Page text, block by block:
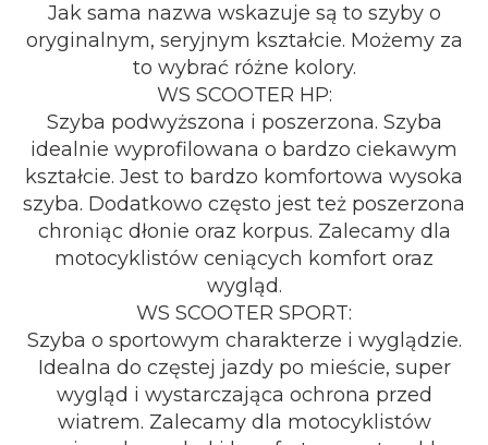
Jak sama nazwa wskazuje są to szyby o
oryginalnym, seryjnym kształcie. Możemy za
to wybrać różne kolory.
WS SCOOTER HP:
Szyba podwyższona i poszerzona. Szyba
idealnie wyprofilowana o bardzo ciekawym
kształcie. Jest to bardzo komfortowa wysoka
szyba. Dodatkowo często jest też poszerzona
chroniąc dłonie oraz korpus. Zalecamy dla
motocyklistów ceniących komfort oraz
wygląd.
WS SCOOTER SPORT:
Szyba o sportowym charakterze i wyglądzie.
Idealna do częstej jazdy po mieście, super
wygląd i wystarczająca ochrona przed
wiatrem. Zalecamy dla motocyklistów